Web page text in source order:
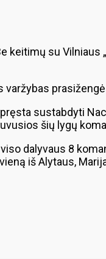
keitimų su Vilniaus
sustabdyti
šių lygų
dalyvaus 8
iš Alytaus,